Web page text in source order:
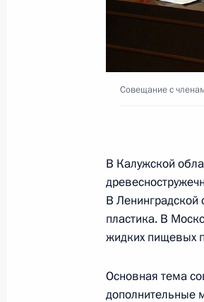
4 сентября 2025
Посещение
Совещание о
и музейных
25 июня 2025 года,
Совещание с
В Калужской
В Ленинградской
пластика. В
жидких пищевых
Основная тема
дополнительные